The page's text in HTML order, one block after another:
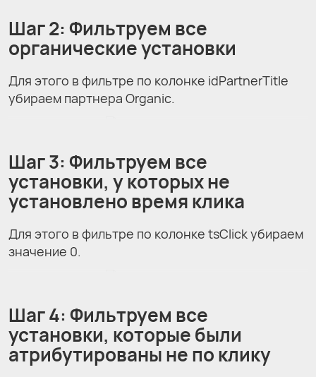
Шаг 2: Фильтруем все
органические установки
Для этого в фильтре по колонке idPartnerTitle
убираем партнера Organic.
Шаг 3: Фильтруем все
установки, у которых не
установлено время клика
Для этого в фильтре по колонке tsClick убираем
значение 0.
Шаг 4: Фильтруем все
установки, которые были
атрибутированы не по клику